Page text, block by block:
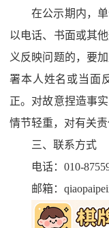
在公示期内，
以电话、书面或其
义反映问题的，要
署本人姓名或当面
正。对故意捏造事
情节轻重，对有关
三、联系方式
电话：010-
邮箱：